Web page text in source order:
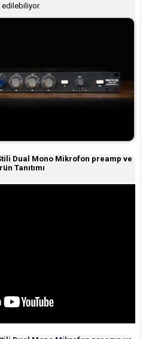
Dual Mono Mikrofon preamp ve
Tanıtımı